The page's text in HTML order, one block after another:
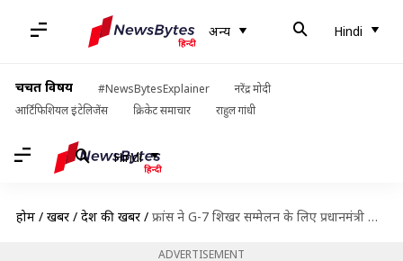
अन्य Hindi
चर्चित विषय #NewsBytesExplainer
नरेंद्र मोदी
आर्टिफिशियल इंटेलिजेंस
क्रिकेट समाचार राहुल गांधी
Hindi
होम / खबरें / देश की खबरें / फ्रांस ने G-7 शिखर सम्मेलन के लिए प्रधानमंत्री मोदी को क्यों किया आमंत्रित?
ADVERTISEMENT